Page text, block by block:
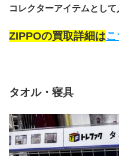
コレクターアイテムとし
ZIPPOの買取詳細は
タオル・寝具